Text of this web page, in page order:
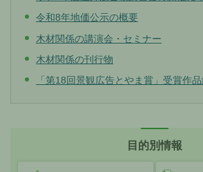
令和8年地価公示の概要
木材関係の講演会・セミナー
木材関係の刊行物
「第18回景観広告とやま賞」受賞作
目的別情報